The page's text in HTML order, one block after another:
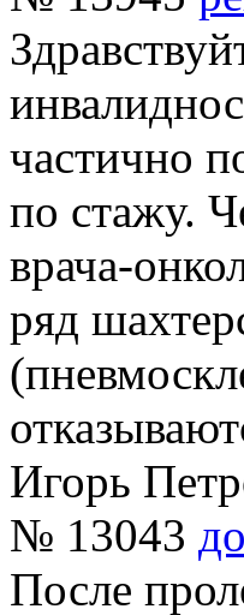
частично
по стажу.
врача-
ряд
Игорь
№ 13043
После